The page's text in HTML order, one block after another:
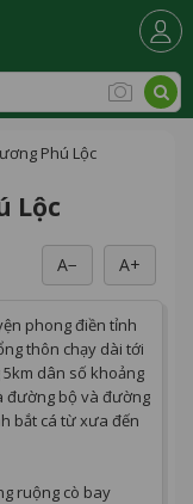
Phú Lộc
Lộc
A− A+
phong điền tỉnh
thôn chạy dài tới
dân số khoảng
đường bộ và đường
bắt cá từ xưa đến
ruộng cò bay